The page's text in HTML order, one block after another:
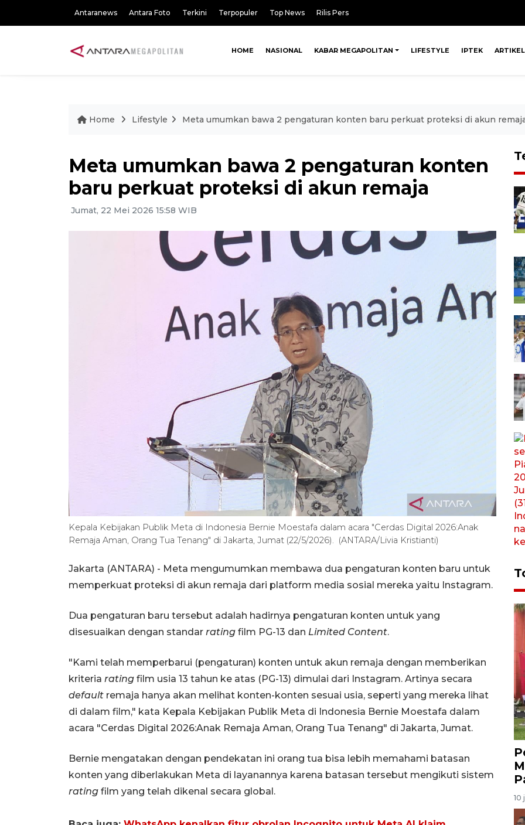
Antaranews Antara Foto Terkini Terpopuler Top News Rilis Pers
HOME NASIONAL KABAR MEGAPOLITAN LIFESTYLE IPTEK ARTIKEL
Home Lifestyle Meta umumkan bawa 2 pengaturan konten baru perkuat proteksi di akun
Meta umumkan bawa 2 pengaturan konten
baru perkuat proteksi di akun remaja
Jumat, 22 Mei 2026 15:58 WIB
Kepala Kebijakan Publik Meta di Indonesia Bernie Moestafa dalam acara "Cerdas Digital 2026:Anak
Remaja Aman, Orang Tua Tenang" di Jakarta, Jumat (22/5/2026). (ANTARA/Livia Kristianti)
Jakarta (ANTARA) - Meta mengumumkan membawa dua pengaturan konten baru untuk
memperkuat proteksi di akun remaja dari platform media sosial mereka yaitu Instagram.
Dua pengaturan baru tersebut adalah hadirnya pengaturan konten untuk yang
disesuaikan dengan standar rating film PG-13 dan Limited Content.
"Kami telah memperbarui (pengaturan) konten untuk akun remaja dengan memberikan
kriteria rating film usia 13 tahun ke atas (PG-13) dimulai dari Instagram. Artinya secara
default remaja hanya akan melihat konten-konten sesuai usia, seperti yang mereka lihat
di dalam film," kata Kepala Kebijakan Publik Meta di Indonesia Bernie Moestafa dalam
acara "Cerdas Digital 2026:Anak Remaja Aman, Orang Tua Tenang" di Jakarta, Jumat.
Bernie mengatakan dengan pendekatan ini orang tua bisa lebih memahami batasan
konten yang diberlakukan Meta di layanannya karena batasan tersebut mengikuti sistem
rating film yang telah dikenal secara global.
10